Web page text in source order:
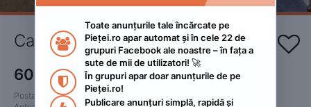
Camera dubla Torres Poiana 
600 RON
• Negociabil
Postat
2024. februarie 4.

Toate anunțurile tale încărcate pe
Pieței.ro apar automat și în cele 22 de
grupuri Facebook ale noastre – în fața a
sute de mii de utilizatori! 🚀

În grupuri apar doar anunțurile de pe
Pieței.ro!
Publicare anunțuri simplă, rapidă și